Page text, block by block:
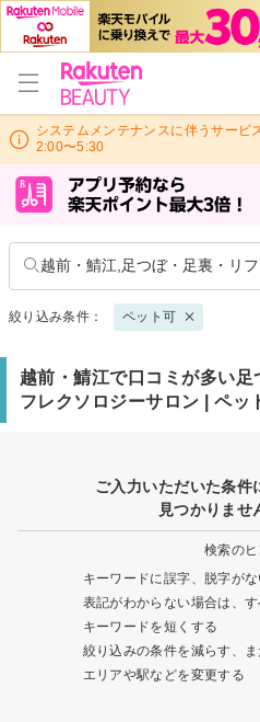
システムメンテナンスに伴うサービ
2:00〜5:30
越前・鯖江,足つぼ・足裏・リ
絞り込み条件： ペット可
越前・鯖江で口コミが多い
フレクソロジーサロン | ペッ
ご入力いただいた条件
見つかりませ
検索のヒ
キーワードに誤字、脱字が
表記がわからない場合は、
キーワードを短くする
絞り込みの条件を減らす、
エリアや駅などを変更する